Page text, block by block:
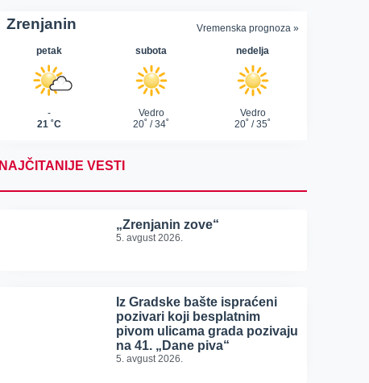
NAJČITANIJE VESTI
„Zrenjanin zove“
5. avgust 2026.
Iz Gradske bašte ispraćeni
pozivari koji besplatnim
pivom ulicama grada pozivaju
na 41. „Dane piva“
5. avgust 2026.